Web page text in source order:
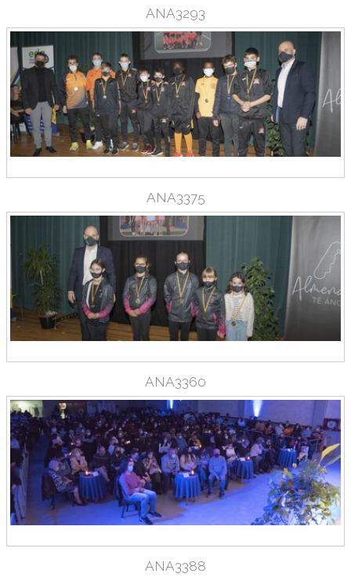
ANA3293
ANA3375
ANA3360
ANA3388